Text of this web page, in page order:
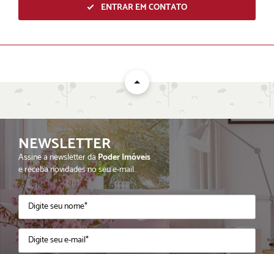
ENTRAR EM CONTATO
ENVIAR
NEWSLETTER
Assine a newsletter daPoder Imóveis
e receba novidades no seu e-mail.